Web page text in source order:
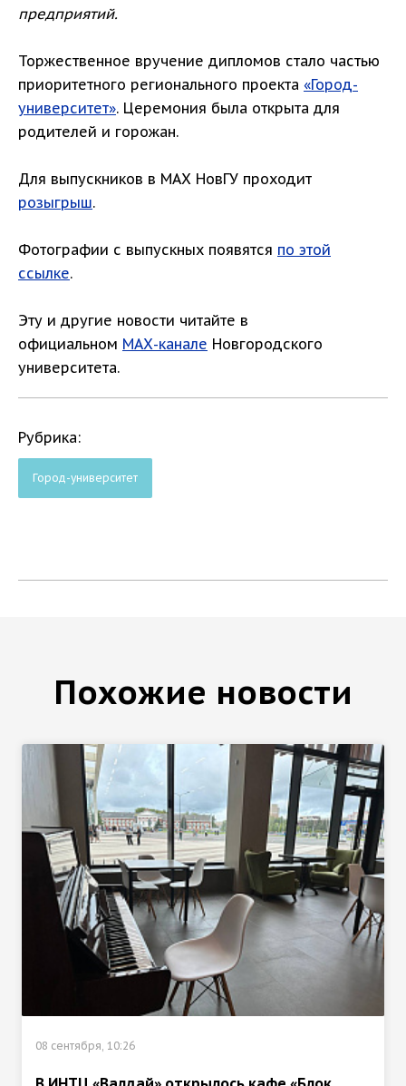
предприятий.
Торжественное вручение дипломов стало частью
приоритетного регионального проекта «Город-
университет». Церемония была открыта для
родителей и горожан.
Для выпускников в МАХ НовГУ проходит
розыгрыш.
Фотографии с выпускных появятся по этой
ссылке.
Эту и другие новости читайте в
официальном МАХ-канале Новгородского
университета.
Рубрика:
Город-университет
Похожие новости
08 сентября, 10:26